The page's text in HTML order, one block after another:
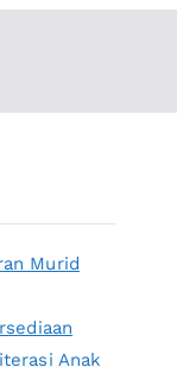
Murid
Anak